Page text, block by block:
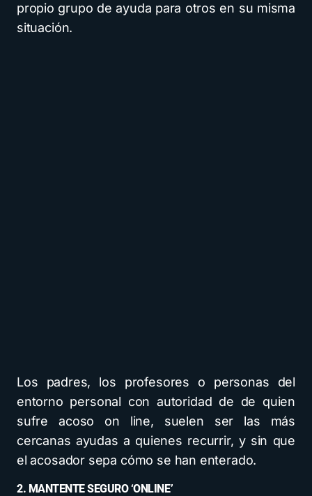
propio grupo de ayuda para otros en su misma
situación.
Los padres, los profesores o personas del
entorno personal con autoridad de de quien
sufre acoso on line, suelen ser las más
cercanas ayudas a quienes recurrir, y sin que
el acosador sepa cómo se han enterado.
2. MANTENTE SEGURO ‘ONLINE’